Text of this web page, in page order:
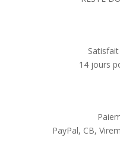
14 jours
PayPal, CB,